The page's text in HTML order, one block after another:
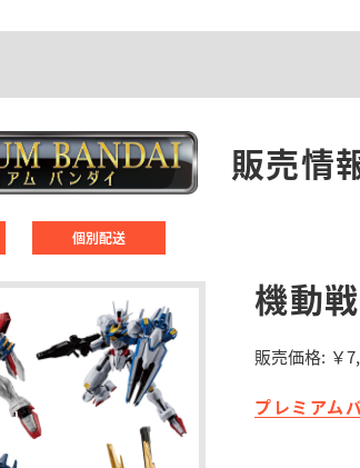
販売情
個別配送
機動
販売価格: ￥
プレミアム